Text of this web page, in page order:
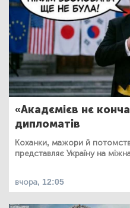
«Акадємієв нє
дипломатів
Коханки, мажори й
представляє Україну на
вчора, 12:05